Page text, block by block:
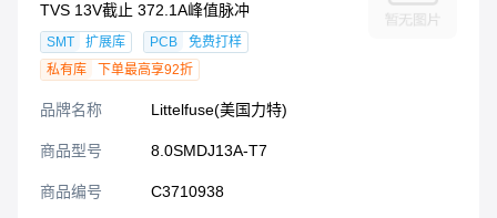
TVS 13V截止 372.1A峰值脉冲
SMT 扩展库 PCB
免费打样
私有库
下单最高享92折
品牌名称 Littelfuse(美国力特)
商品型号 8.0SMDJ13A-T7
商品编号 C3710938